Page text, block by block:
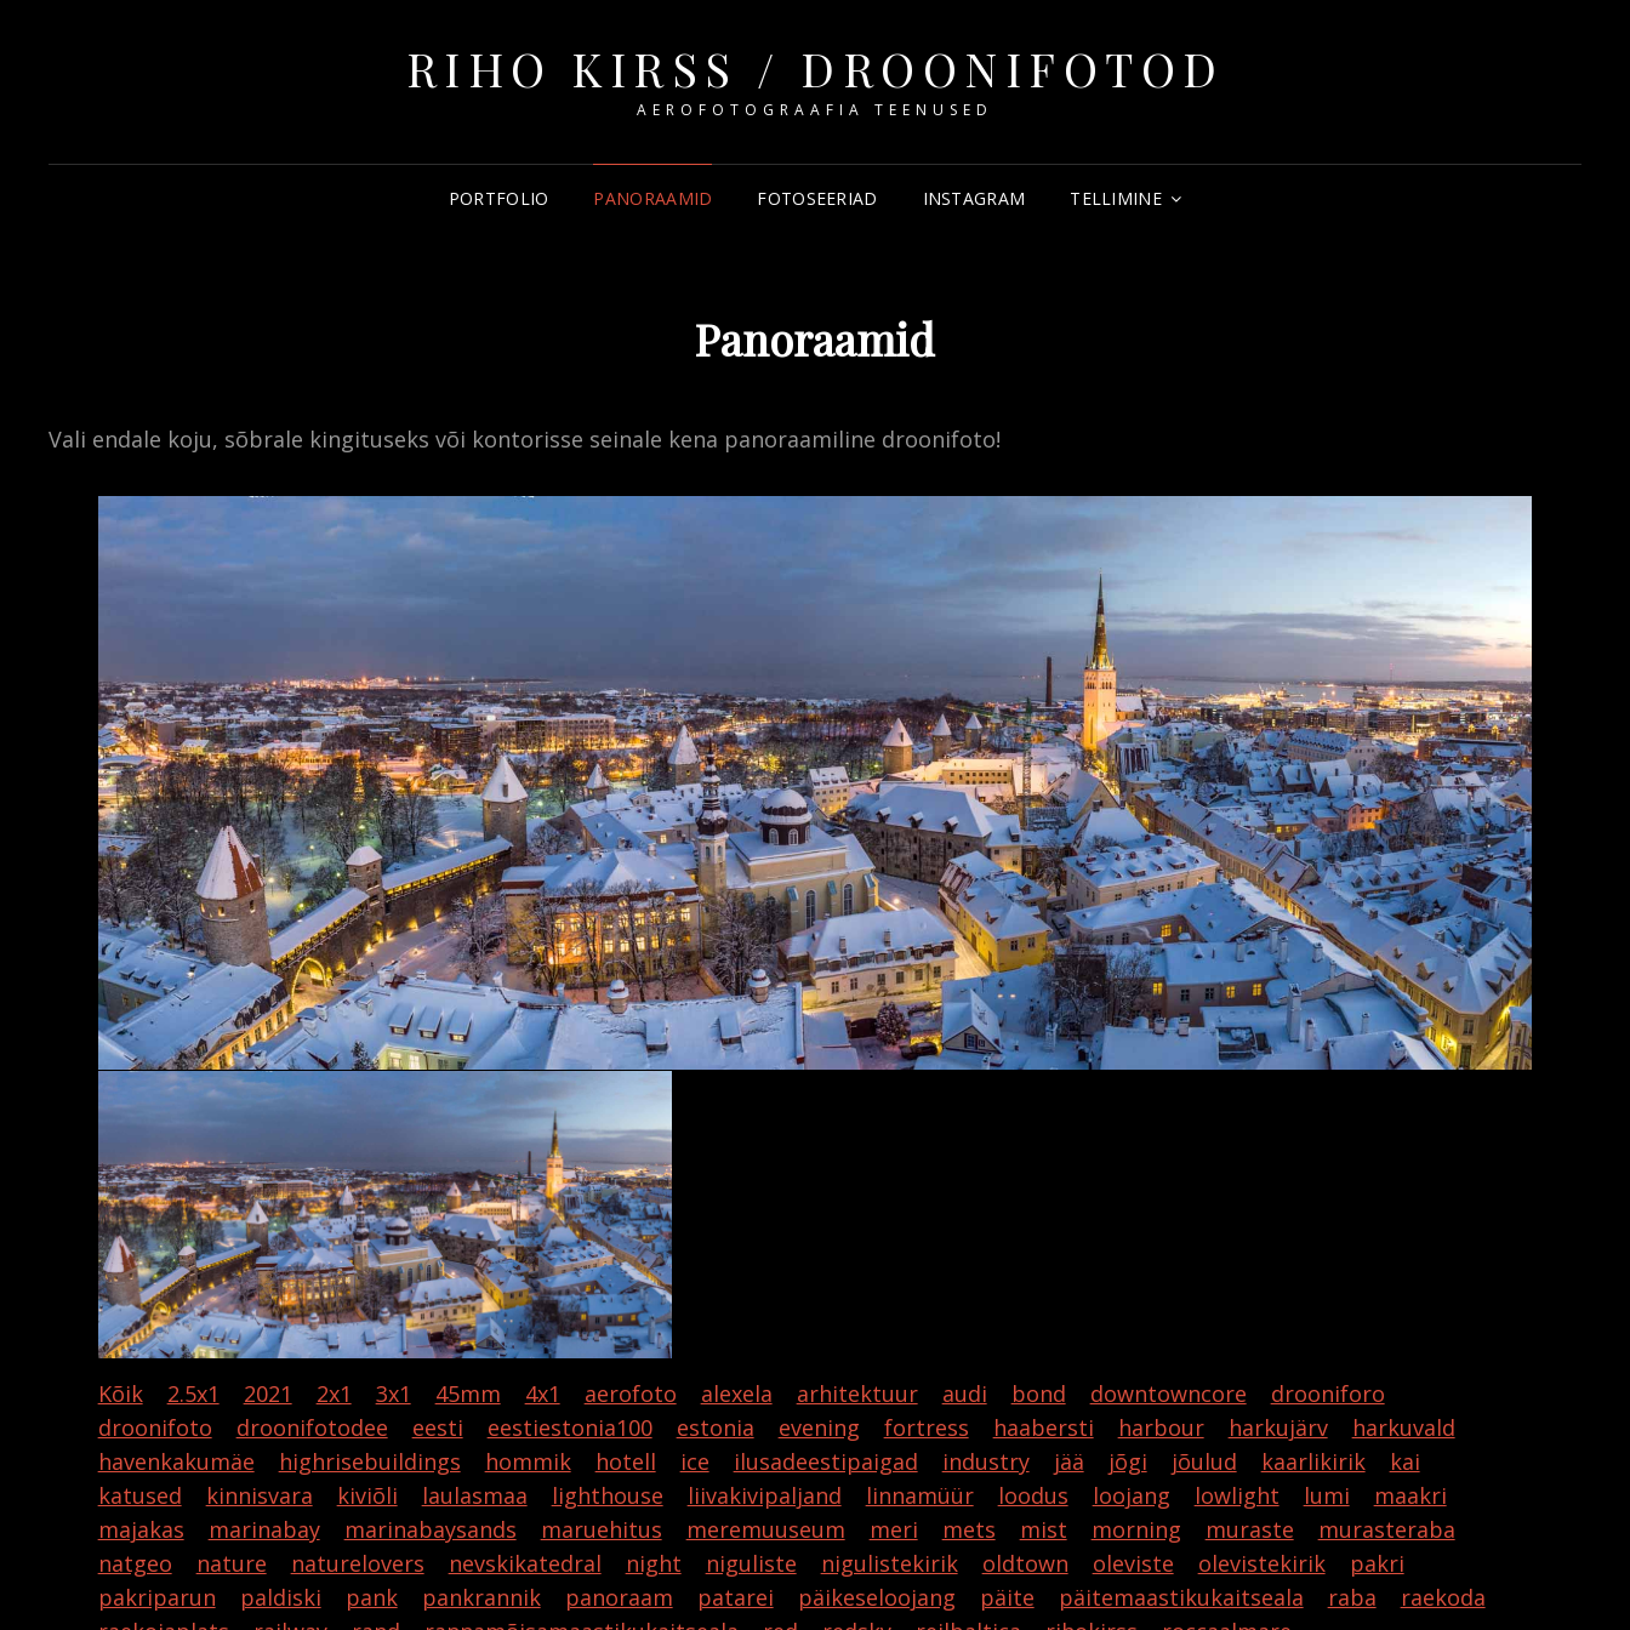
RIHO KIRSS / DROONIFOTOD
AEROFOTOGRAAFIA TEENUSED
PORTFOLIO PANORAAMID FOTOSEERIAD INSTAGRAM TELLIMINE
Panoraamid
Vali endale koju, sõbrale kingituseks või kontorisse seinale kena panoraamiline droonifoto!
Kõik 2.5x1 2021 2x1 3x1 45mm 4x1 aerofoto alexela arhitektuur audi bond downtowncore
drooniforo
droonifoto
droonifotodee eesti eestiestonia100 estonia evening fortress haabersti harbour harkujärv
harkuvald
havenkakumäe
highrisebuildings hommik hotell ice ilusadeestipaigad industry jää jõgi jõulud kaarlikirik
kai
katused
kinnisvara kiviõli laulasmaa lighthouse liivakivipaljand linnamüür loodus loojang lowlight lumi
maakri
majakas
marinabay marinabaysands maruehitus meremuuseum meri mets mist morning muraste
murasteraba
natgeo
nature naturelovers nevskikatedral night niguliste nigulistekirik oldtown oleviste olevistekirik
pakri
pakriparun
paldiski pank pankrannik panoraam patarei päikeseloojang päite päitemaastikukaitseala raba
raekoda